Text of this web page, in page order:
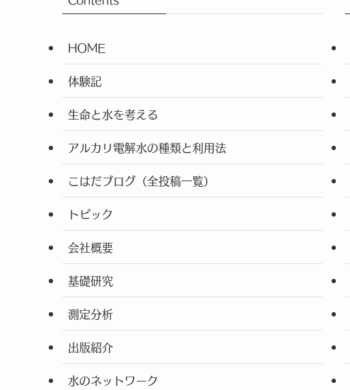
HOME
体験記
生命と水を考える
アルカリ電解水の種類と利用法
こはだブログ（全投稿一覧）
トピック
会社概要
基礎研究
測定分析
出版紹介
水のネットワーク